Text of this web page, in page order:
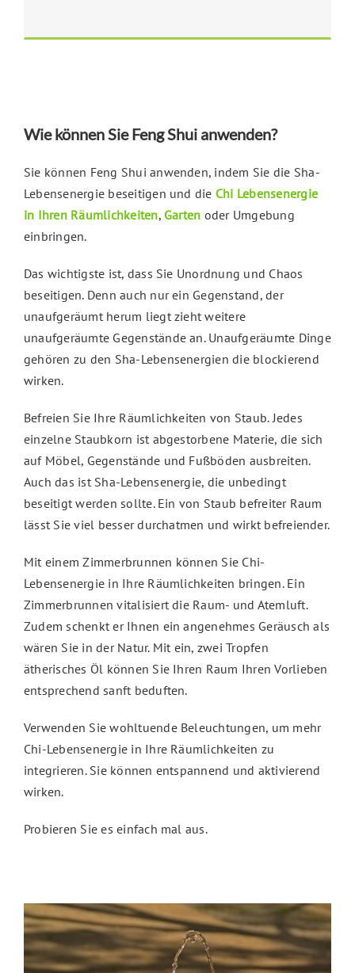
Wie können Sie Feng Shui anwenden?
Sie können Feng Shui anwenden, indem Sie die Sha-
Lebensenergie beseitigen und die Chi Lebensenergie
in Ihren Räumlichkeiten, Garten oder Umgebung
einbringen.
Das wichtigste ist, dass Sie Unordnung und Chaos
beseitigen. Denn auch nur ein Gegenstand, der
unaufgeräumt herum liegt zieht weitere
unaufgeräumte Gegenstände an. Unaufgeräumte Dinge
gehören zu den Sha-Lebensenergien die blockierend
wirken.
Befreien Sie Ihre Räumlichkeiten von Staub. Jedes
einzelne Staubkorn ist abgestorbene Materie, die sich
auf Möbel, Gegenstände und Fußböden ausbreiten.
Auch das ist Sha-Lebensenergie, die unbedingt
beseitigt werden sollte. Ein von Staub befreiter Raum
lässt Sie viel besser durchatmen und wirkt befreiender.
Mit einem Zimmerbrunnen können Sie Chi-
Lebensenergie in Ihre Räumlichkeiten bringen. Ein
Zimmerbrunnen vitalisiert die Raum- und Atemluft.
Zudem schenkt er Ihnen ein angenehmes Geräusch als
wären Sie in der Natur. Mit ein, zwei Tropfen
ätherisches Öl können Sie Ihren Raum Ihren Vorlieben
entsprechend sanft beduften.
Verwenden Sie wohltuende Beleuchtungen, um mehr
Chi-Lebensenergie in Ihre Räumlichkeiten zu
integrieren. Sie können entspannend und aktivierend
wirken.
Probieren Sie es einfach mal aus.